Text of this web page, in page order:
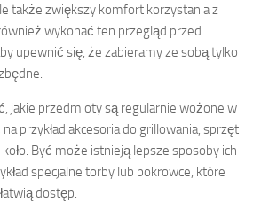
także zwiększy komfort korzystania z
wykonać ten przegląd przed
upewnić się, że zabieramy ze sobą tylko
jakie przedmioty są regularnie wożone w
przykład akcesoria do grillowania, sprzęt
Być może istnieją lepsze sposoby ich
specjalne torby lub pokrowce, które
dostęp.